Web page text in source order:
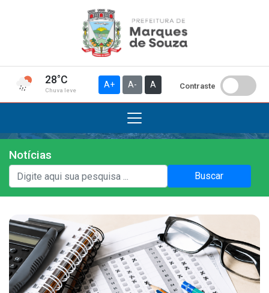
28°C
Chuva leve
A+ A- A Contraste
Institucional
A Prefeitura
Gabinete do Vice-prefeito
História do Município
Símbolos Oficiais
Estrutura Organizacional
Notícias
Buscar